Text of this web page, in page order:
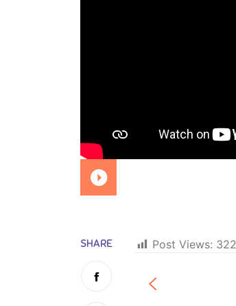
SHARE Post Views: 322